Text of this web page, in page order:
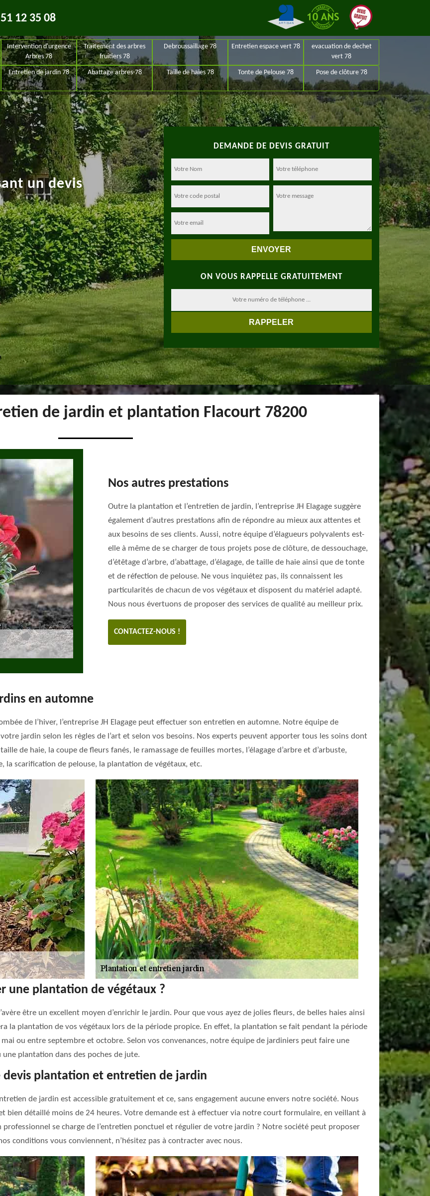
12 35 08
Intervention d'urgence
Arbres 78
Traitement des arbres
fruitiers 78
Debroussaillage 78 Entretien espace vert 78
evacuation de dechet
vert 78
Entretien de jardin 78 Abattage arbres-78 Taille de haies 78 Tonte de Pelouse 78 Pose de clôture 78
DEMANDE DE DEVIS GRATUIT
ON VOUS RAPPELLE GRATUITEMENT
un devis
de jardin et plantation Flacourt 78200
Nos autres prestations
Outre la plantation et l’entretien de jardin, l’entreprise JH Elagage suggère
également d’autres prestations afin de répondre au mieux aux attentes et
aux besoins de ses clients. Aussi, notre équipe d’élagueurs polyvalents est-
elle à même de se charger de tous projets pose de clôture, de dessouchage,
d’étêtage d’arbre, d’abattage, d’élagage, de taille de haie ainsi que de tonte
et de réfection de pelouse. Ne vous inquiétez pas, ils connaissent les
particularités de chacun de vos végétaux et disposent du matériel adapté.
Nous nous évertuons de proposer des services de qualité au meilleur prix.
CONTACTEZ-NOUS !
en automne
de l’hiver, l’entreprise JH Elagage peut effectuer son entretien en automne. Notre équipe de
jardin selon les règles de l’art et selon vos besoins. Nos experts peuvent apporter tous les soins dont
de haie, la coupe de fleurs fanés, le ramassage de feuilles mortes, l’élagage d’arbre et d’arbuste,
la scarification de pelouse, la plantation de végétaux, etc.
une plantation de végétaux ?
être un excellent moyen d’enrichir le jardin. Pour que vous ayez de jolies fleurs, de belles haies ainsi
la plantation de vos végétaux lors de la période propice. En effet, la plantation se fait pendant la période
ou entre septembre et octobre. Selon vos convenances, notre équipe de jardiniers peut faire une
plantation dans des poches de jute.
devis plantation et entretien de jardin
de jardin est accessible gratuitement et ce, sans engagement aucune envers notre société. Nous
bien détaillé moins de 24 heures. Votre demande est à effectuer via notre court formulaire, en veillant à
professionnel se charge de l’entretien ponctuel et régulier de votre jardin ? Notre société peut proposer
conditions vous conviennent, n’hésitez pas à contracter avec nous.